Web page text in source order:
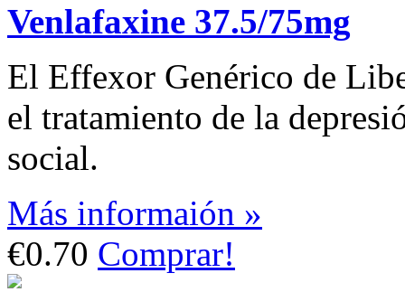
Venlafaxine 37.5/75mg
El Effexor Genérico de
el tratamiento de la
social.
Más informaión »
€0.70 Comprar!